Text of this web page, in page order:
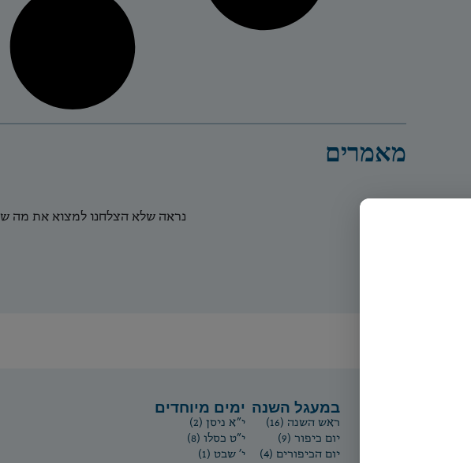
נראה שלא הצלחנו למצוא את מה
במעגל השנה
ראש השנה (16)
יום כיפור (9)
יום הכיפורים (4)
ימים מיוחדים
י"א ניסן (2)
י"ט כסלו (8)
י' שבט (1)